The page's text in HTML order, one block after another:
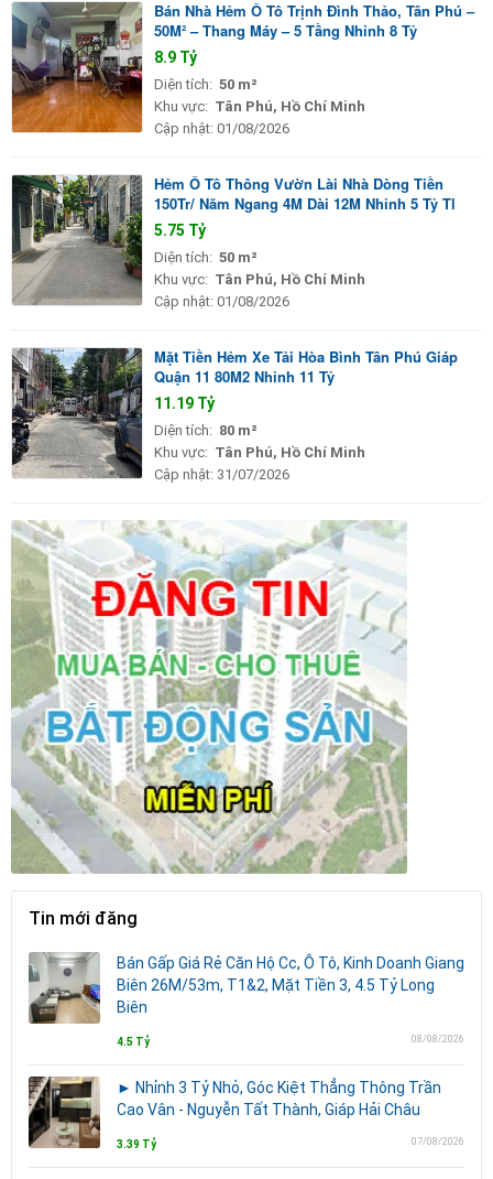
Bán Nhà Hẻm Ô Tô Trịnh Đình Thảo, Tân Phú –
50M² – Thang Máy – 5 Tầng Nhỉnh 8 Tỷ
8.9 Tỷ
Diện tích: 50 m²
Khu vực: Tân Phú, Hồ Chí Minh
Cập nhật: 01/08/2026
Hẻm Ô Tô Thông Vườn Lài Nhà Dòng Tiền
150Tr/ Năm Ngang 4M Dài 12M Nhỉnh 5 Tỷ Tl
5.75 Tỷ
Diện tích: 50 m²
Khu vực: Tân Phú, Hồ Chí Minh
Cập nhật: 01/08/2026
Mặt Tiền Hẻm Xe Tải Hòa Bình Tân Phú Giáp
Quận 11 80M2 Nhỉnh 11 Tỷ
11.19 Tỷ
Diện tích: 80 m²
Khu vực: Tân Phú, Hồ Chí Minh
Cập nhật: 31/07/2026
Tin mới đăng
Bán Gấp Giá Rẻ Căn Hộ Cc, Ô Tô, Kinh Doanh Giang
Biên 26M/53m, T1&2, Mặt Tiền 3, 4.5 Tỷ Long
Biên
4.5 Tỷ 08/08/2026
► Nhỉnh 3 Tỷ Nhỏ, Góc Kiệt Thẳng Thông Trần
Cao Vân - Nguyễn Tất Thành, Giáp Hải Châu
3.39 Tỷ 07/08/2026